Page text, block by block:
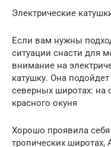
Электрические
Если вам нужны
ситуации снасти для
внимание на
катушку. Она
северных широтах: на
красного окуня
Хорошо проявила себя
тропических широтах,